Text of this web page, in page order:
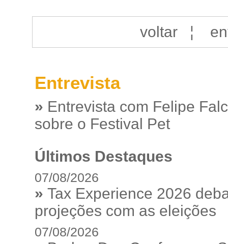
voltar¦
Entrevista
» Entrevista com Felipe
sobre o Festival Pet
Últimos Destaques
07/08/2026
» Tax Experience 2026
projeções com as eleições
07/08/2026